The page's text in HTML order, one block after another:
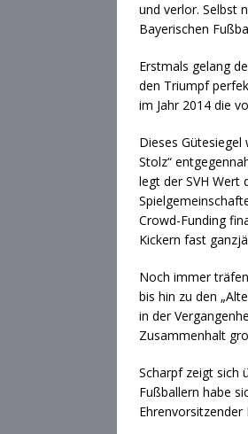
und verlor. Selbst
Bayerischen
Erstmals gelang
den Triumpf
im Jahr 2014 die
Dieses Gütesiegel
Stolz“
legt der SVH Wert
Crowd-Funding
Kickern fast
Noch immer
bis hin zu den
in der
Zusammenhalt
Scharpf zeigt sich
Fußballern habe
Ehrenvorsitzender